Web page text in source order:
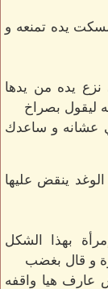
يده تمنعه و
يده من يدها
ليقول بصراخ
عشانه و ساعدك
ينقض عليها
بهذا الشكل
و قال بغضب
عارف هيا واقفه